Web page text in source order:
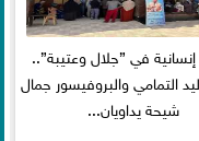
في ”جلال وعتيبة”..
التمامي والبروفيسور جمال
شيحة يداويان...